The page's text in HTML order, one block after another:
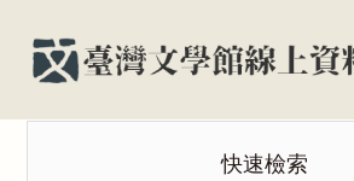
快速檢索